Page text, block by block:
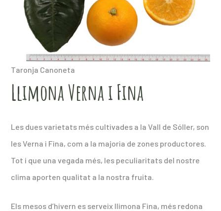
Taronja Canoneta
Llimona Verna i Fina
Les dues varietats més cultivades a la Vall de Sóller, son
les Verna i Fina, com a la majoria de zones productores.
Tot i que una vegada més, les peculiaritats del nostre
clima aporten qualitat a la nostra fruita.
Els mesos d’hivern es serveix llimona Fina, més redona